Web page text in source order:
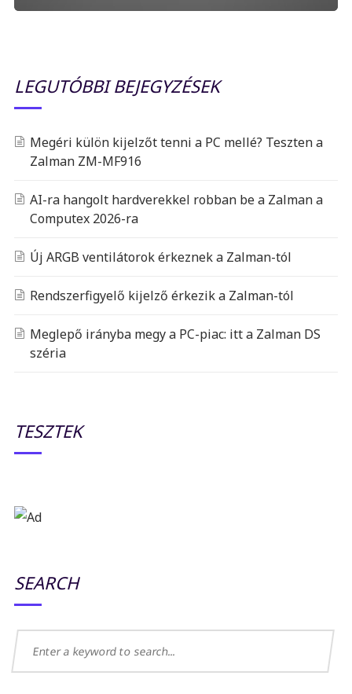
LEGUTÓBBI BEJEGYZÉSEK
Megéri külön kijelzőt tenni a PC mellé? Teszten a
Zalman ZM-MF916
AI-ra hangolt hardverekkel robban be a Zalman a
Computex 2026-ra
Új ARGB ventilátorok érkeznek a Zalman-tól
Rendszerfigyelő kijelző érkezik a Zalman-tól
Meglepő irányba megy a PC-piac: itt a Zalman DS
széria
TESZTEK
SEARCH